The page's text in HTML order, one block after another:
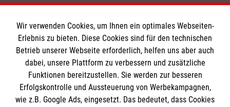
Informationen
Impressum
Datenschutz
Wir verwenden Cookies, um Ihnen ein optimales Webseiten-
Erlebnis zu bieten. Diese Cookies sind für den technischen
Betrieb unserer Webseite erforderlich, helfen uns aber auch
dabei, unsere Plattform zu verbessern und zusätzliche
Funktionen bereitzustellen. Sie werden zur besseren
Erfolgskontrolle und Aussteuerung von Werbekampagnen,
wie z.B. Google Ads, eingesetzt. Das bedeutet, dass Cookies